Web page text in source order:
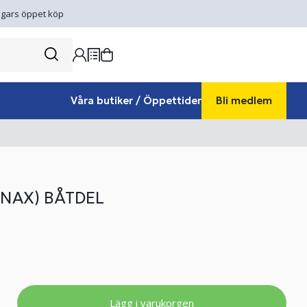
öppet köp
Våra butiker / Öppettider Bli medlem
BÅTDEL
Lägg i varukorgen